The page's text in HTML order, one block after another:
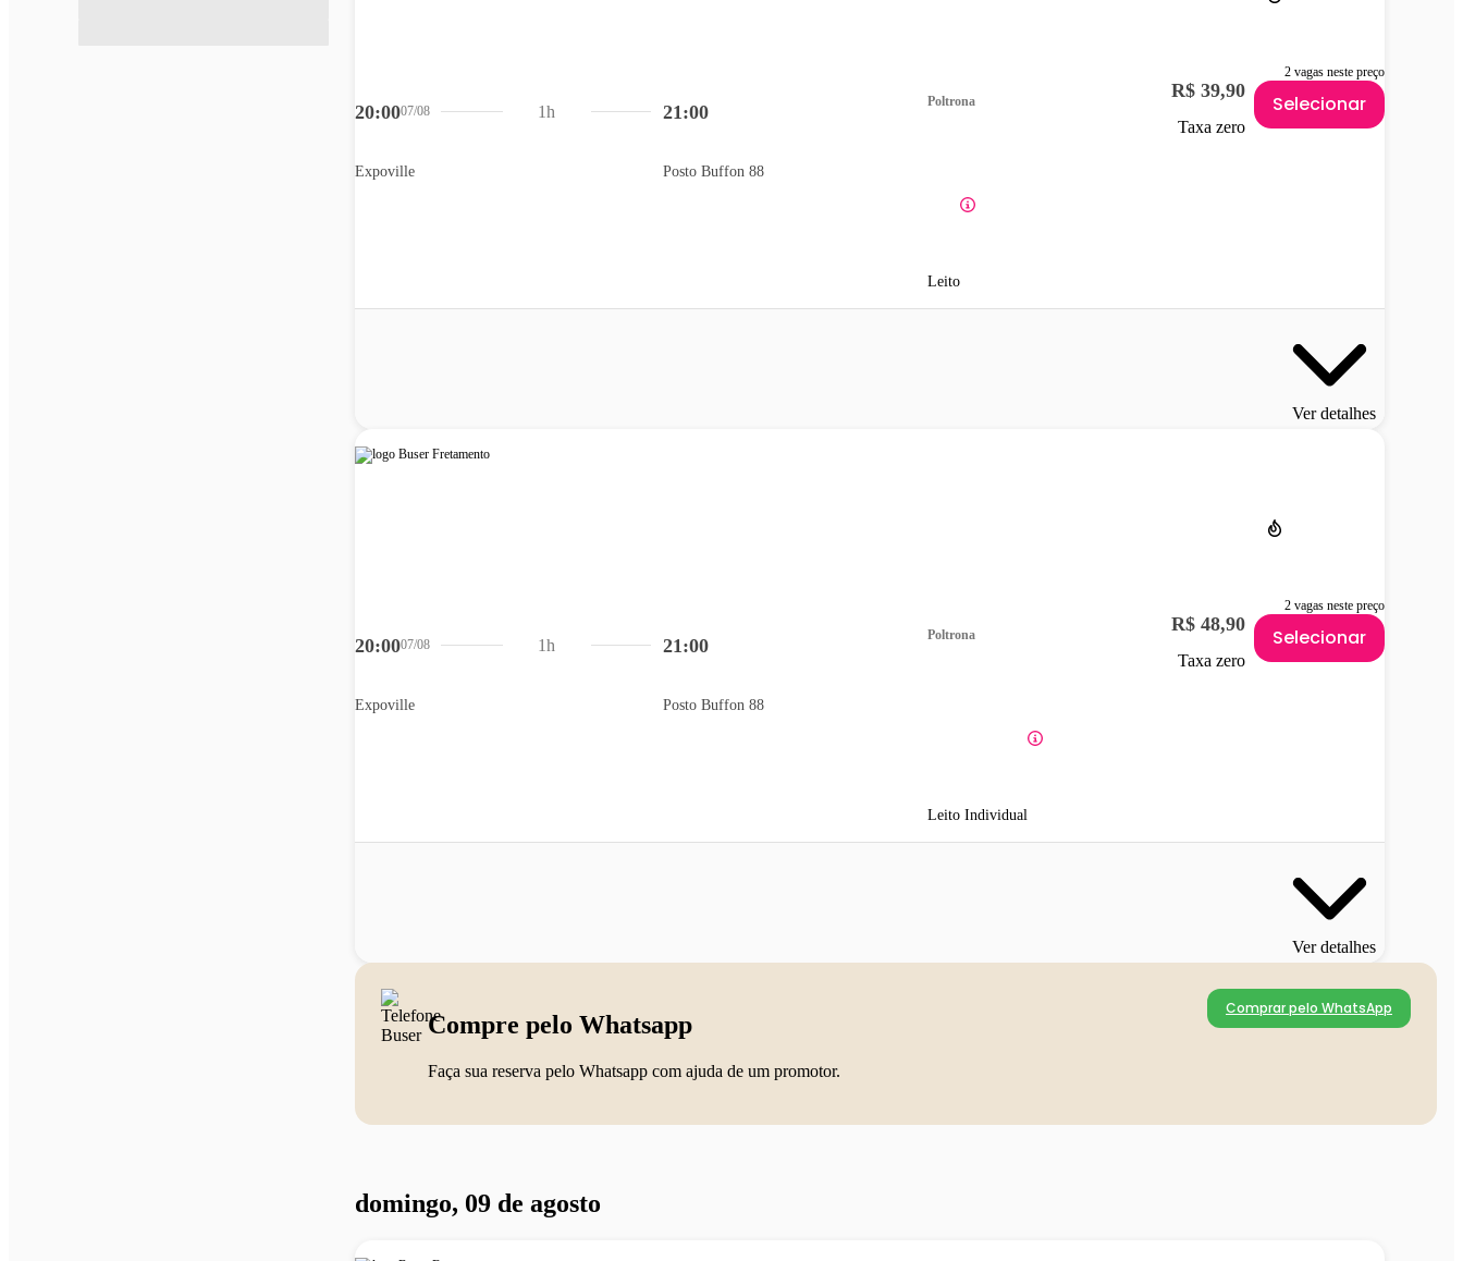
2 vagas neste preço
20:0007/08
Expoville
21:00
Posto Buffon 88
1h
Poltrona
Leito
R$ 39,90
Taxa zero
Selecionar
Ver detalhes
2 vagas neste preço
20:0007/08
Expoville
21:00
Posto Buffon 88
1h
Poltrona
Leito Individual
R$ 48,90
Taxa zero
Selecionar
Ver detalhes
Compre pelo Whatsapp
Faça sua reserva pelo Whatsapp com ajuda de um promotor.
Comprar pelo WhatsApp
domingo, 09 de agosto